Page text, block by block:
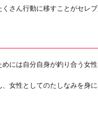
さん行動に移すことがセレブ
には自分自身が釣り合う女
女性としてのたしなみを身